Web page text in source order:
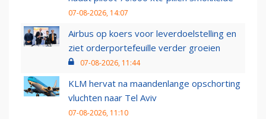
07-08-2026, 14:07
Airbus op koers voor leverdoelstelling en
ziet orderportefeuille verder groeien
07-08-2026, 11:44
KLM hervat na maandenlange opschorting
vluchten naar Tel Aviv
07-08-2026, 11:10